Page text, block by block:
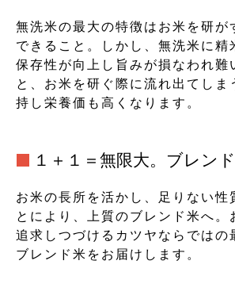
無洗米の最大の特徴はお米を研が
できること。しかし、無洗米に精
保存性が向上し旨みが損なわれ難
と、お米を研ぐ際に流れ出てしま
持し栄養価も高くなります。
１＋１＝無限大。ブレンド
お米の長所を活かし、足りない性
とにより、上質のブレンド米へ。
追求しつづけるカツヤならではの
ブレンド米をお届けします。